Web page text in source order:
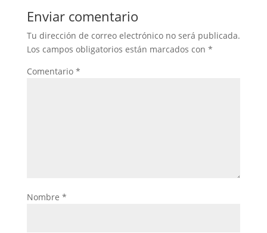
Enviar comentario
Tu dirección de correo electrónico no será publicada.
Los campos obligatorios están marcados con *
Comentario *
Nombre *